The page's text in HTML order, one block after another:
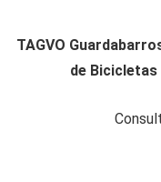
TAGVO
de